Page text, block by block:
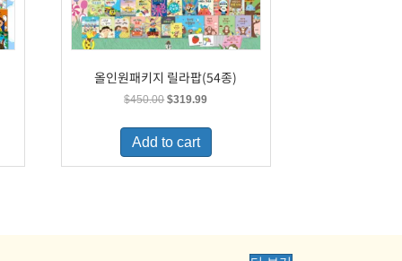
올인원패키지 릴라팝(54종)
$450.00Original
was:
$450.00.
$319.99Current
is:
Add to cart